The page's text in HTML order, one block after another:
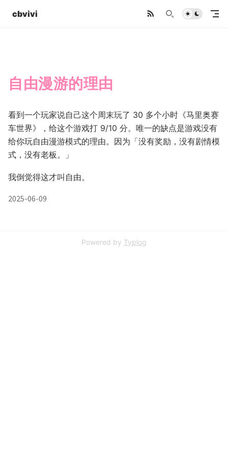
cbvivi
自由漫游的理由
看到一个玩家说自己这个周末玩了 30 多个小时《马里奥赛
车世界》，给这个游戏打 9/10 分。唯一的缺点是游戏没有
给你玩自由漫游模式的理由。因为「没有奖励，没有剧情模
式，没有老板。」
我倒觉得这才叫自由。
2025-06-09
Powered by Typlog